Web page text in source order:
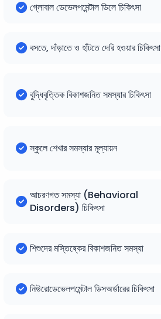
গ্লোবাল ডেভেলপমেন্টাল ডিলে চিকিৎসা
বসতে, দাঁড়াতে ও হাঁটতে দেরি হওয়ার চিকিৎসা
বুদ্ধিবৃত্তিক বিকাশজনিত সমস্যার চিকিৎসা
স্কুলে শেখার সমস্যার মূল্যায়ন
আচরণগত সমস্যা (Behavioral
Disorders) চিকিৎসা
শিশুদের মস্তিষ্কের বিকাশজনিত সমস্যা
নিউরোডেভেলপমেন্টাল ডিসঅর্ডারের চিকিৎসা